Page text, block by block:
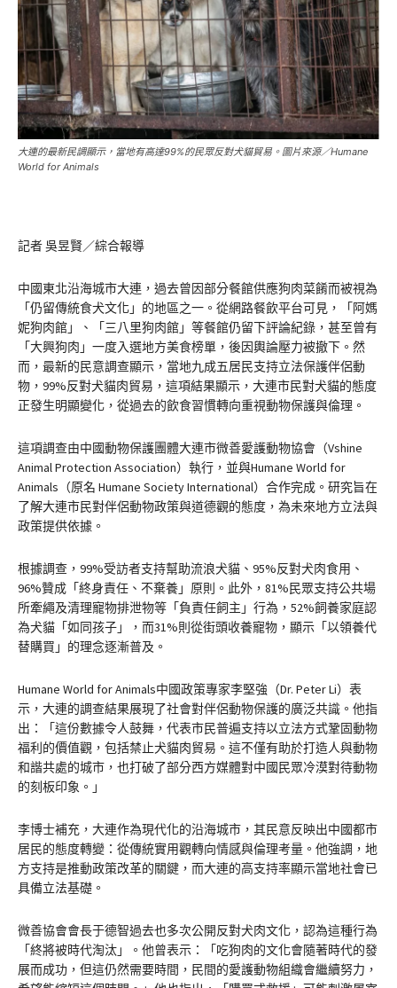
大連的最新民調顯示，當地有高達99%的民眾反對犬貓貿易。圖片來源／Humane
World for Animals
記者 吳昱賢／綜合報導
中國東北沿海城市大連，過去曾因部分餐館供應狗肉菜餚而被視為
「仍留傳統食犬文化」的地區之一。從網路餐飲平台可見，「阿媽
妮狗肉館」、「三八里狗肉館」等餐館仍留下評論紀錄，甚至曾有
「大興狗肉」一度入選地方美食榜單，後因輿論壓力被撤下。然
而，最新的民意調查顯示，當地九成五居民支持立法保護伴侶動
物，99%反對犬貓肉貿易，這項結果顯示，大連市民對犬貓的態度
正發生明顯變化，從過去的飲食習慣轉向重視動物保護與倫理。
這項調查由中國動物保護團體大連市微善愛護動物協會（Vshine
Animal Protection Association）執行，並與Humane World for
Animals（原名 Humane Society International）合作完成。研究旨在
了解大連市民對伴侶動物政策與道德觀的態度，為未來地方立法與
政策提供依據。
根據調查，99%受訪者支持幫助流浪犬貓、95%反對犬肉食用、
96%贊成「終身責任、不棄養」原則。此外，81%民眾支持公共場
所牽繩及清理寵物排泄物等「負責任飼主」行為，52%飼養家庭認
為犬貓「如同孩子」，而31%則從街頭收養寵物，顯示「以領養代
替購買」的理念逐漸普及。
Humane World for Animals中國政策專家李堅強（Dr. Peter Li）表
示，大連的調查結果展現了社會對伴侶動物保護的廣泛共識。他指
出：「這份數據令人鼓舞，代表市民普遍支持以立法方式鞏固動物
福利的價值觀，包括禁止犬貓肉貿易。這不僅有助於打造人與動物
和諧共處的城市，也打破了部分西方媒體對中國民眾冷漠對待動物
的刻板印象。」
李博士補充，大連作為現代化的沿海城市，其民意反映出中國都市
居民的態度轉變：從傳統實用觀轉向情感與倫理考量。他強調，地
方支持是推動政策改革的關鍵，而大連的高支持率顯示當地社會已
具備立法基礎。
微善協會會長于德智過去也多次公開反對犬肉文化，認為這種行為
「終將被時代淘汰」。他曾表示：「吃狗肉的文化會隨著時代的發
展而成功，但這仍然需要時間，民間的愛護動物組織會繼續努力，